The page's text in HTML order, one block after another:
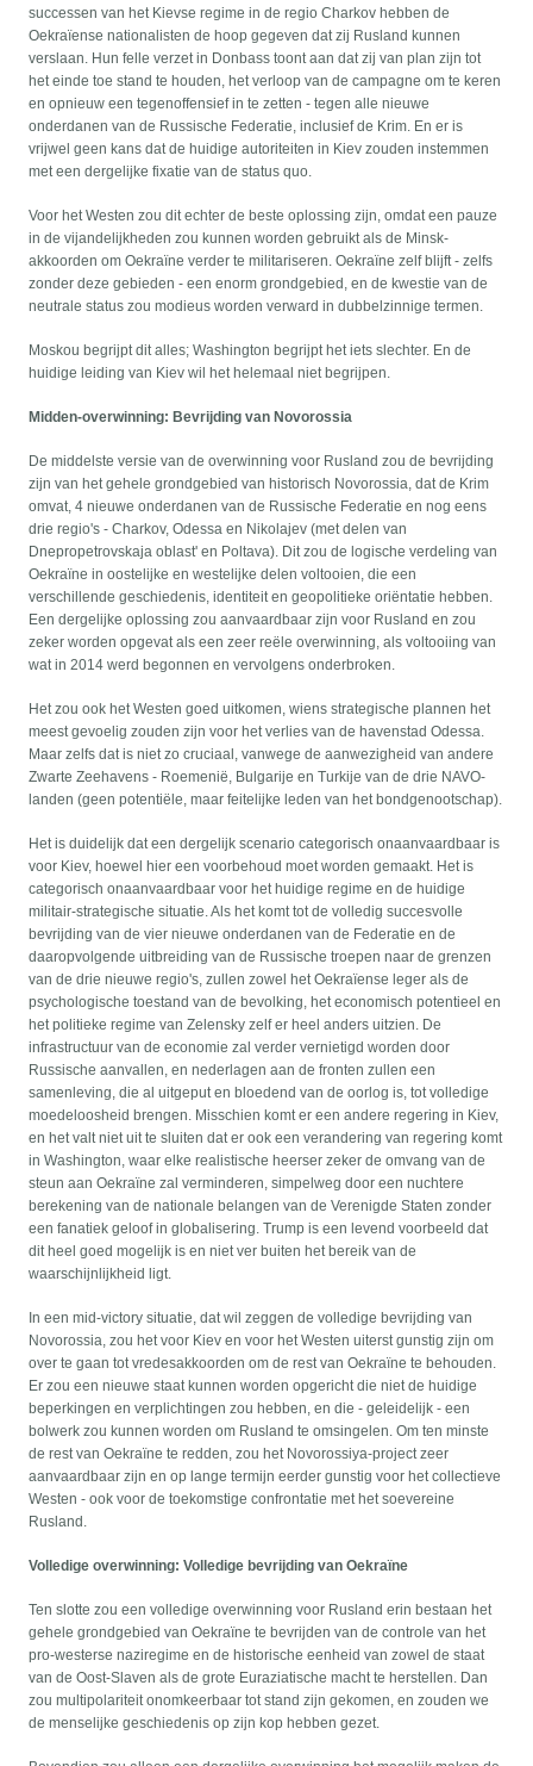
successen van het Kievse regime in de regio Charkov hebben de
Oekraïense nationalisten de hoop gegeven dat zij Rusland kunnen
verslaan. Hun felle verzet in Donbass toont aan dat zij van plan zijn tot
het einde toe stand te houden, het verloop van de campagne om te keren
en opnieuw een tegenoffensief in te zetten - tegen alle nieuwe
onderdanen van de Russische Federatie, inclusief de Krim. En er is
vrijwel geen kans dat de huidige autoriteiten in Kiev zouden instemmen
met een dergelijke fixatie van de status quo.
Voor het Westen zou dit echter de beste oplossing zijn, omdat een pauze
in de vijandelijkheden zou kunnen worden gebruikt als de Minsk-
akkoorden om Oekraïne verder te militariseren. Oekraïne zelf blijft - zelfs
zonder deze gebieden - een enorm grondgebied, en de kwestie van de
neutrale status zou modieus worden verward in dubbelzinnige termen.
Moskou begrijpt dit alles; Washington begrijpt het iets slechter. En de
huidige leiding van Kiev wil het helemaal niet begrijpen.
Midden-overwinning: Bevrijding van Novorossia
De middelste versie van de overwinning voor Rusland zou de bevrijding
zijn van het gehele grondgebied van historisch Novorossia, dat de Krim
omvat, 4 nieuwe onderdanen van de Russische Federatie en nog eens
drie regio's - Charkov, Odessa en Nikolajev (met delen van
Dnepropetrovskaja oblast' en Poltava). Dit zou de logische verdeling van
Oekraïne in oostelijke en westelijke delen voltooien, die een
verschillende geschiedenis, identiteit en geopolitieke oriëntatie hebben.
Een dergelijke oplossing zou aanvaardbaar zijn voor Rusland en zou
zeker worden opgevat als een zeer reële overwinning, als voltooiing van
wat in 2014 werd begonnen en vervolgens onderbroken.
Het zou ook het Westen goed uitkomen, wiens strategische plannen het
meest gevoelig zouden zijn voor het verlies van de havenstad Odessa.
Maar zelfs dat is niet zo cruciaal, vanwege de aanwezigheid van andere
Zwarte Zeehavens - Roemenië, Bulgarije en Turkije van de drie NAVO-
landen (geen potentiële, maar feitelijke leden van het bondgenootschap).
Het is duidelijk dat een dergelijk scenario categorisch onaanvaardbaar is
voor Kiev, hoewel hier een voorbehoud moet worden gemaakt. Het is
categorisch onaanvaardbaar voor het huidige regime en de huidige
militair-strategische situatie. Als het komt tot de volledig succesvolle
bevrijding van de vier nieuwe onderdanen van de Federatie en de
daaropvolgende uitbreiding van de Russische troepen naar de grenzen
van de drie nieuwe regio's, zullen zowel het Oekraïense leger als de
psychologische toestand van de bevolking, het economisch potentieel en
het politieke regime van Zelensky zelf er heel anders uitzien. De
infrastructuur van de economie zal verder vernietigd worden door
Russische aanvallen, en nederlagen aan de fronten zullen een
samenleving, die al uitgeput en bloedend van de oorlog is, tot volledige
moedeloosheid brengen. Misschien komt er een andere regering in Kiev,
en het valt niet uit te sluiten dat er ook een verandering van regering komt
in Washington, waar elke realistische heerser zeker de omvang van de
steun aan Oekraïne zal verminderen, simpelweg door een nuchtere
berekening van de nationale belangen van de Verenigde Staten zonder
een fanatiek geloof in globalisering. Trump is een levend voorbeeld dat
dit heel goed mogelijk is en niet ver buiten het bereik van de
waarschijnlijkheid ligt.
In een mid-victory situatie, dat wil zeggen de volledige bevrijding van
Novorossia, zou het voor Kiev en voor het Westen uiterst gunstig zijn om
over te gaan tot vredesakkoorden om de rest van Oekraïne te behouden.
Er zou een nieuwe staat kunnen worden opgericht die niet de huidige
beperkingen en verplichtingen zou hebben, en die - geleidelijk - een
bolwerk zou kunnen worden om Rusland te omsingelen. Om ten minste
de rest van Oekraïne te redden, zou het Novorossiya-project zeer
aanvaardbaar zijn en op lange termijn eerder gunstig voor het collectieve
Westen - ook voor de toekomstige confrontatie met het soevereine
Rusland.
Volledige overwinning: Volledige bevrijding van Oekraïne
Ten slotte zou een volledige overwinning voor Rusland erin bestaan het
gehele grondgebied van Oekraïne te bevrijden van de controle van het
pro-westerse naziregime en de historische eenheid van zowel de staat
van de Oost-Slaven als de grote Euraziatische macht te herstellen. Dan
zou multipolariteit onomkeerbaar tot stand zijn gekomen, en zouden we
de menselijke geschiedenis op zijn kop hebben gezet.